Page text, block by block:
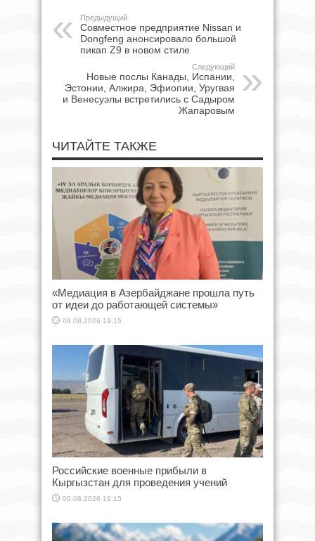
Предыдущий
Совместное предприятие Nissan и
Dongfeng анонсировало большой
пикап Z9 в новом стиле
Следующий
Новые послы Канады, Испании,
Эстонии, Алжира, Эфиопии, Уругвая
и Венесуэлы встретились с Садыром
Жапаровым
ЧИТАЙТЕ ТАКЖЕ
«Медиация в Азербайджане прошла путь
от идеи до работающей системы»
09.08.2026 19:15
Российские военные прибыли в
Кыргызстан для проведения учений
09.08.2026 19:15